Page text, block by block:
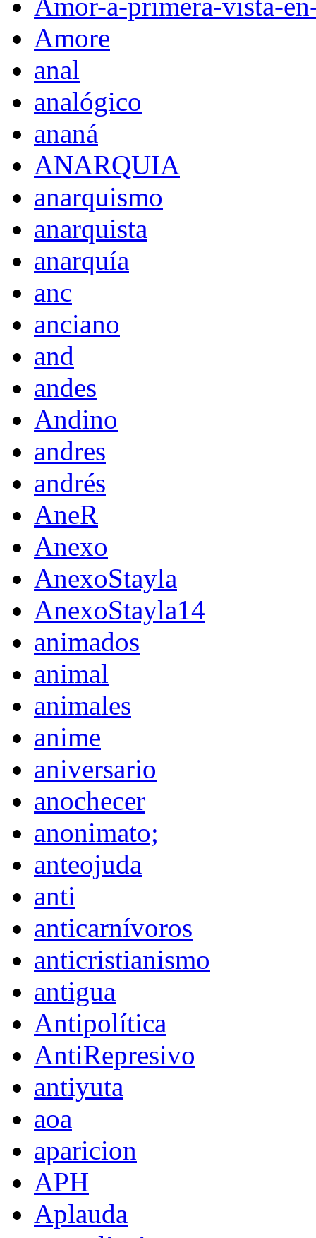
Amor-a-primera-vista-
Amore
anal
analógico
ananá
ANARQUIA
anarquismo
anarquista
anarquía
anc
anciano
and
andes
Andino
andres
andrés
AneR
Anexo
AnexoStayla
AnexoStayla14
animados
animal
animales
anime
aniversario
anochecer
anonimato;
anteojuda
anti
anticarnívoros
anticristianismo
antigua
Antipolítica
AntiRepresivo
antiyuta
aoa
aparicion
APH
Aplauda